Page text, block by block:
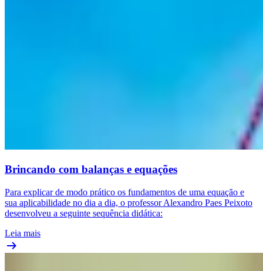
Brincando com balanças e equações
Para explicar de modo prático os fundamentos de uma equação e
sua aplicabilidade no dia a dia, o professor Alexandro Paes Peixoto
desenvolveu a seguinte sequência didática:
Leia mais